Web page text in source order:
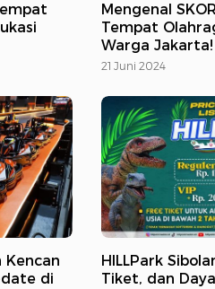
Mengenal
Tempat
Warga Jakarta!
21 Juni 2024
Kencan
date di
HILLPark
Tiket, dan